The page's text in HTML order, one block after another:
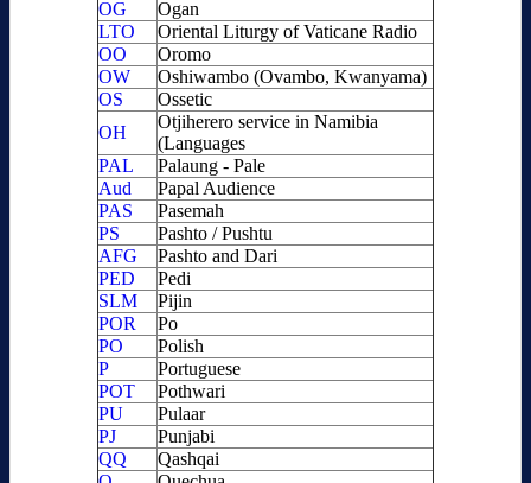
OG
Ogan
LTO
Oriental Liturgy of Vaticane Radio
OO
Oromo
OW
Oshiwambo (Ovambo, Kwanyama)
OS
Ossetic
OH
Otjiherero service in Namibia
(Languages
PAL
Palaung - Pale
Aud
Papal Audience
PAS
Pasemah
PS
Pashto / Pushtu
AFG
Pashto and Dari
PED
Pedi
SLM
Pijin
POR
Po
PO
Polish
P
Portuguese
POT
Pothwari
PU
Pulaar
PJ
Punjabi
QQ
Qashqai